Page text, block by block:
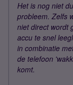
Het is nog niet
probleem. Zelfs
niet direct wordt
accu te snel
in combinatie
de telefoon
komt.